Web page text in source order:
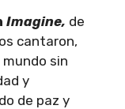
Imagine, de
cantaron,
sin
y
de paz y